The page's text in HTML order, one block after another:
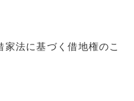
法に基づく借地権のこ